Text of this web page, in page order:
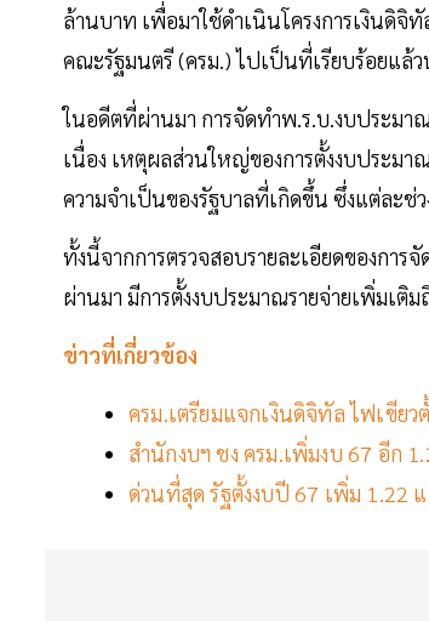
ล้านบาท เพื่อมาใช้ดำเนินโครงการเงินดิ
คณะรัฐมนตรี (ครม.) ไปเป็นที่เรียบร้อยแล้
ในอดีตที่ผ่านมา การจัดทำพ.ร.บ.งบประมา
เนื่อง เหตุผลส่วนใหญ่ของการตั้งงบประมา
ความจำเป็นของรัฐบาลที่เกิดขึ้น ซึ่งแต่ละ
ทั้งนี้จากการตรวจสอบรายละเอียดของกา
ผ่านมา มีการตั้งงบประมาณรายจ่ายเพิ่มเติ
ข่าวที่เกี่ยวข้อง
ครม.เตรียมแจกเงินดิจิทัล ไฟเขีย
สำนักงบฯ ชง ครม.เพิ่มงบ 67 อีก
ด่วนที่สุด รัฐตั้งงบปี 67 เพิ่ม 1.22